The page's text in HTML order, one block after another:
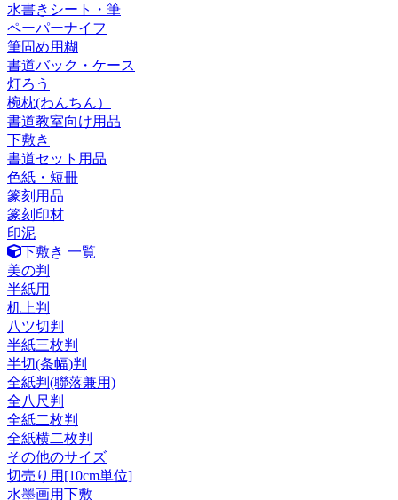
水書きシート・筆
ペーパーナイフ
筆固め用糊
書道バック・ケース
灯ろう
椀枕(わんちん）
書道教室向け用品
下敷き
書道セット用品
色紙・短冊
篆刻用品
篆刻印材
印泥
下敷き 一覧
美の判
半紙用
机上判
八ツ切判
半紙三枚判
半切(条幅)判
全紙判(聯落兼用)
全八尺判
全紙二枚判
全紙横二枚判
その他のサイズ
切売り用[10cm単位]
水墨画用下敷